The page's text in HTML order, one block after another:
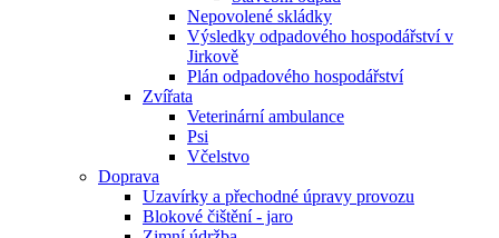
Nepovolené skládky
Výsledky odpadového hospodářství v
Jirkově
Plán odpadového hospodářství
Zvířata
Veterinární ambulance
Psi
Včelstvo
Doprava
Uzavírky a přechodné úpravy provozu
Blokové čištění - jaro